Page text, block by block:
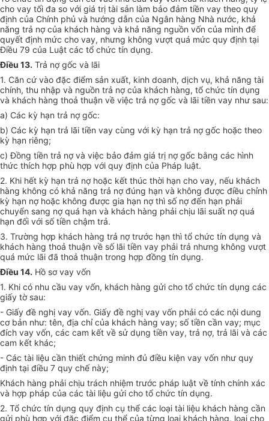
cho vay tối đa so với giá trị tài sản làm bảo đảm tiền vay theo quy
định của Chính phủ và hướng dẫn của Ngân hàng Nhà nước, khả
năng trả nợ của khách hàng và khả năng nguồn vốn của mình để
quyết định mức cho vay, nhưng không vượt quá mức quy định tại
Điều 79 của Luật các tổ chức tín dụng.
Điều 13. Trả nợ gốc và lãi
1. Căn cứ vào đặc điểm sản xuất, kinh doanh, dịch vụ, khả năng tài
chính, thu nhập và nguồn trả nợ của khách hàng, tổ chức tín dụng
và khách hàng thoả thuận về việc trả nợ gốc và lãi tiền vay như sau:
a) Các kỳ hạn trả nợ gốc:
b) Các kỳ hạn trả lãi tiền vay cùng với kỳ hạn trả nợ gốc hoặc theo
kỳ hạn riêng;
c) Đồng tiền trả nợ và việc bảo đảm giá trị nợ gốc bằng các hình
thức thích hợp phù hợp với quy định của Pháp luật.
2. Khi hết kỳ hạn trả nợ hoặc kết thúc thời hạn cho vay, nếu khách
hàng không có khả năng trả nợ đúng hạn và không được điều chỉnh
kỳ hạn nợ hoặc không được gia hạn nợ thì số nợ đến hạn phải
chuyển sang nợ quá hạn và khách hàng phải chịu lãi suất nợ quá
hạn đối với số tiền chậm trả.
3. Trường hợp khách hàng trả nợ trước hạn thì tổ chức tín dụng và
khách hàng thoả thuận về số lãi tiền vay phải trả nhưng không vượt
quá mức lãi đã thoả thuận trong hợp đồng tín dụng.
Điều 14. Hồ sơ vay vốn
1. Khi có nhu cầu vay vốn, khách hàng gửi cho tổ chức tín dụng các
giấy tờ sau:
- Giấy đề nghị vay vốn. Giấy đề nghị vay vốn phải có các nội dung
cơ bản như: tên, địa chỉ của khách hàng vay; số tiền cần vay; mục
đích vay vốn, các cam kết về sử dụng tiền vay, trả nợ, trả lãi và các
cam kết khác;
- Các tài liệu cần thiết chứng minh đủ điều kiện vay vốn như quy
định tại điều 7 quy chế này;
Khách hàng phải chịu trách nhiệm trước pháp luật về tính chính xác
và hợp pháp của các tài liệu gửi cho tổ chức tín dụng.
2. Tổ chức tín dụng quy định cụ thể các loại tài liệu khách hàng cần
gửi phù hợp với đặc điểm cụ thể của từng loại khách hàng, loại cho